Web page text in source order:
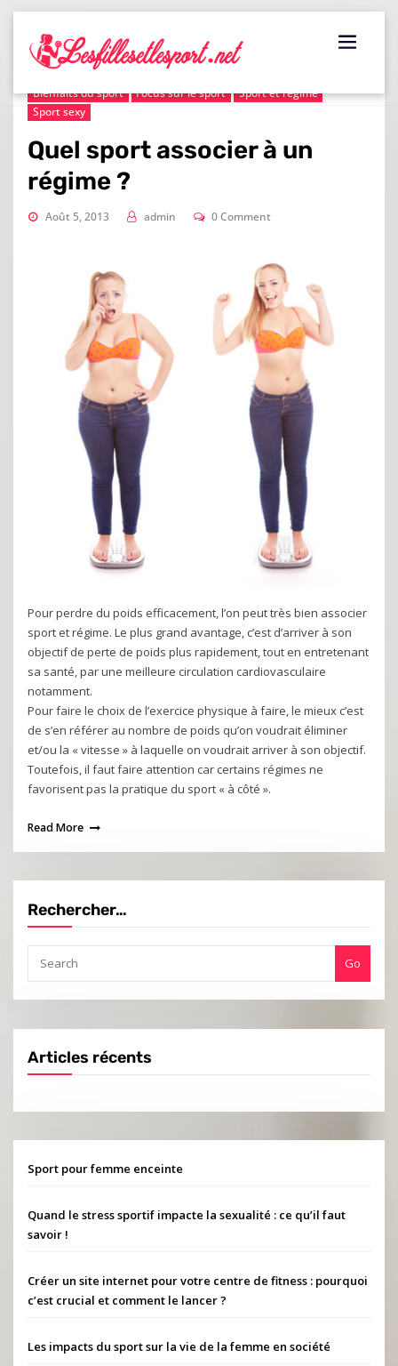
Skip
content
Bienfaits du sport Focus sur le sport
Sport et régime
Sport sexy
Quel sport associer à un
régime ?
Août 5, 2013 admin 0 Comment
Pour perdre du poids efficacement, l’on peut très bien associer
sport et régime. Le plus grand avantage, c’est d’arriver à son
objectif de perte de poids plus rapidement, tout en entretenant
sa santé, par une meilleure circulation cardiovasculaire
notamment.
Pour faire le choix de l’exercice physique à faire, le mieux c’est
de s’en référer au nombre de poids qu’on voudrait éliminer
et/ou la « vitesse » à laquelle on voudrait arriver à son objectif.
Toutefois, il faut faire attention car certains régimes ne
favorisent pas la pratique du sport « à côté ».
Read More
Rechercher…
Go
Articles récents
Sport pour femme enceinte
Quand le stress sportif impacte la sexualité : ce qu’il faut
savoir !
Créer un site internet pour votre centre de fitness : pourquoi
c’est crucial et comment le lancer ?
Les impacts du sport sur la vie de la femme en société